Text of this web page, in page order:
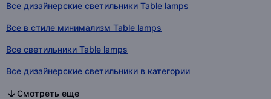
Все дизайнерские светильники Table lamps
Все в стиле минимализм Table lamps
Все светильники Table lamps
Все дизайнерские светильники в категории
Все в стиле минимализм в категории
Все светильники в категории
Смотреть еще